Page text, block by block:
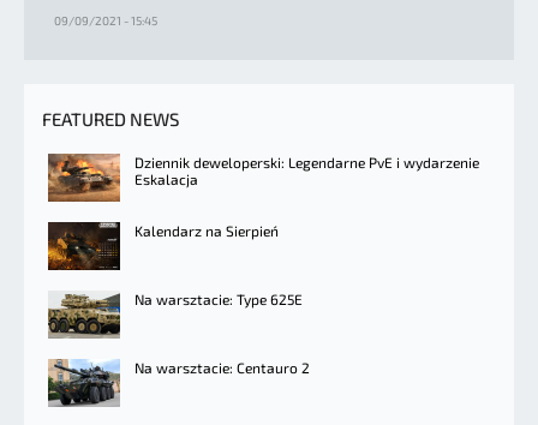
09/09/2021 - 15:45
FEATURED NEWS
Dziennik deweloperski: Legendarne PvE i wydarzenie
Eskalacja
Kalendarz na Sierpień
Na warsztacie: Type 625E
Na warsztacie: Centauro 2